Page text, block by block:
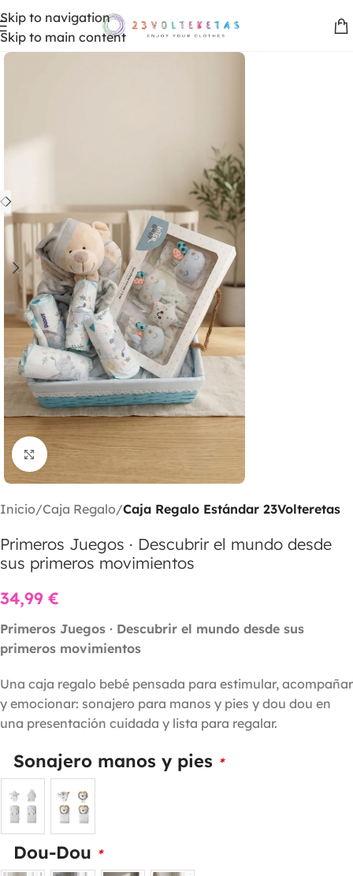
Skip to navigation
Skip to main content
Clic para ampliar
Inicio Caja Regalo Caja Regalo Estándar 23Volteretas
Primeros Juegos · Descubrir el mundo desde
sus primeros movimientos
34,99 €
Primeros Juegos · Descubrir el mundo desde sus
primeros movimientos
Una caja regalo bebé pensada para estimular, acompañar
y emocionar: sonajero para manos y pies y dou dou en
una presentación cuidada y lista para regalar.
Sonajero manos y pies *
Dou-Dou *